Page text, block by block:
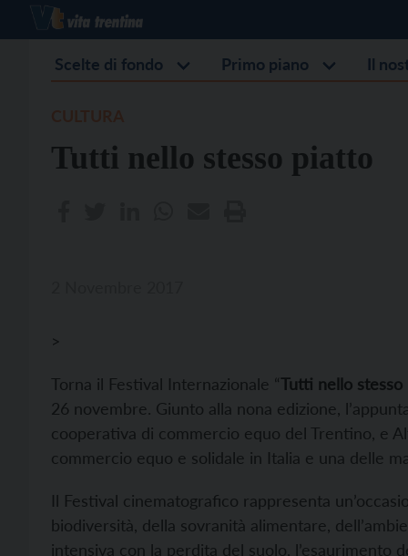
Scelte di fondo Primo piano Il
Tutti nello stesso piatto
>
Torna il Festival Internazionale “Tutti nello stesso
26 novembre. Giunto alla nona edizione,
cooperativa di commercio equo del Trentino, e
commercio equo e solidale in Italia e una delle
Il Festival cinematografico rappresenta
biodiversità, della sovranità alimentare,
intensiva con la perdita del suolo,